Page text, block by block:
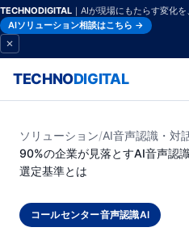
TECHNODIGITAL ｜AIが現場にもたらす変化
AIソリューション相談はこちら →
TECHNODIGITAL
ソリューション/AI音声認識・対
90%の企業が見落とすAI音声認
選定基準とは
コールセンター音声認識AI